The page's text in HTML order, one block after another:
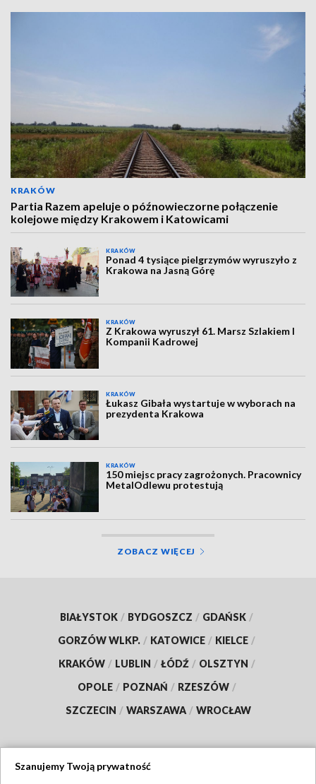
KRAKÓW
Partia Razem apeluje o późnowieczorne połączenie
kolejowe między Krakowem i Katowicami
KRAKÓW
Ponad 4 tysiące pielgrzymów wyruszyło z
Krakowa na Jasną Górę
KRAKÓW
Z Krakowa wyruszył 61. Marsz Szlakiem I
Kompanii Kadrowej
KRAKÓW
Łukasz Gibała wystartuje w wyborach na
prezydenta Krakowa
KRAKÓW
150 miejsc pracy zagrożonych. Pracownicy
MetalOdlewu protestują
ZOBACZ WIĘCEJ
BIAŁYSTOK / BYDGOSZCZ / GDAŃSK /
GORZÓW WLKP. / KATOWICE / KIELCE /
KRAKÓW / LUBLIN / ŁÓDŹ / OLSZTYN /
OPOLE / POZNAŃ / RZESZÓW /
SZCZECIN / WARSZAWA / WROCŁAW
Szanujemy Twoją prywatność